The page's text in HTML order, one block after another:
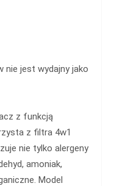
nie jest wydajny jako
z funkcją
z filtra 4w1
nie tylko alergeny
amoniak,
Model